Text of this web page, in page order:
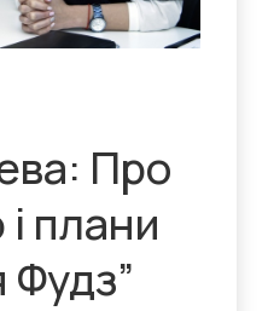
Про
плани
Фудз”